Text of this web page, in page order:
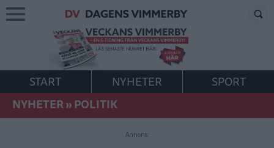
START NYHETER
SPORT
NYHETER»POLITIK
Annons: